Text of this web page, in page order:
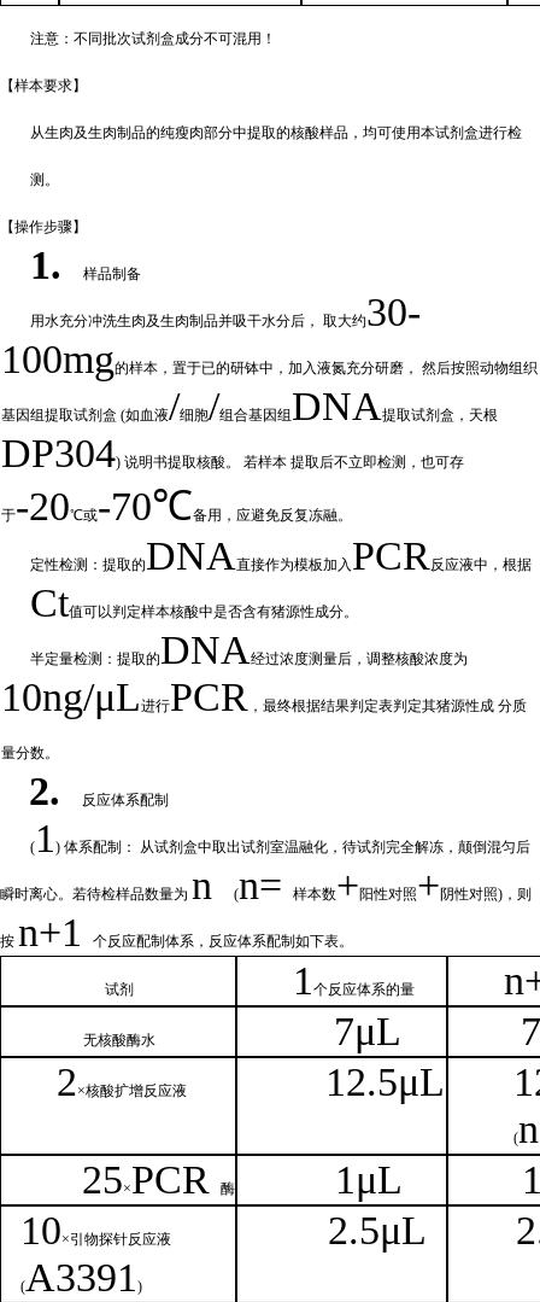
注意：不同批次试剂盒成分不可混用！
【样本要求】
从生肉及生肉制品的纯瘦肉部分中提取的核酸样品，均可使用本试剂盒进行检
测。
【操作步骤】
1. 样品制备
用水充分冲洗生肉及生肉制品并吸干水分后， 取大约30-
100mg的样本，置于已的研钵中，加入液氮充分研磨， 然后按照动物组织
基因组提取试剂盒 (如血液/细胞/组合基因组 DNA提取试剂盒，天根
DP304) 说明书提取核酸。 若样本 提取后不立即检测，也可存
于-20℃或-70℃备用，应避免反复冻融。
定性检测：提取的DNA直接作为模板加入 PCR反应液中，根据
Ct值可以判定样本核酸中是否含有猪源性成分。
半定量检测：提取的DNA经过浓度测量后，调整核酸浓度为
10ng/μL进行PCR，最终根据结果判定表判定其猪源性成 分质
量分数。
2. 反应体系配制
(1 ) 体系配制： 从试剂盒中取出试剂室温融化，待试剂完全解冻，颠倒混匀后
瞬时离心。若待检样品数量为 n(n=样本数+阳性对照+阴性对照)，则
按n+1个反应配制体系，反应体系配制如下表。
试剂 1 个反应体系的量
无核酸酶水 7μL
2×核酸扩增反应液 12.5μL
(
25×PCR 酶 1μL
10×引物探针反应液
(A3391)
2.5μL 2